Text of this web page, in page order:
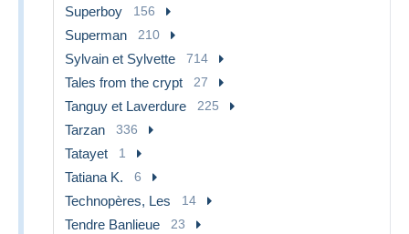
Superboy 156
Superman 210
Sylvain et Sylvette 714
Tales from the crypt 27
Tanguy et Laverdure 225
Tarzan 336
Tatayet 1
Tatiana K. 6
Technopères, Les 14
Tendre Banlieue 23